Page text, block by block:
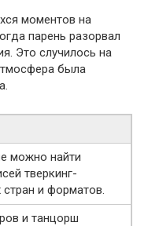
моментов на
парень разорвал
Это случилось на
была
можно найти
тверкинг-
и форматов.
и танцорш